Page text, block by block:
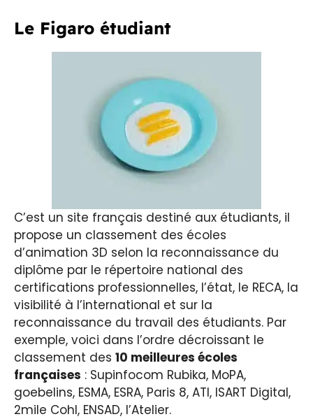
Le Figaro étudiant
C’est un site français destiné aux étudiants, il
propose un classement des écoles
d’animation 3D selon la reconnaissance du
diplôme par le répertoire national des
certifications professionnelles, l’état, le RECA, la
visibilité à l’international et sur la
reconnaissance du travail des étudiants. Par
exemple, voici dans l’ordre décroissant le
classement des 10 meilleures écoles
françaises : Supinfocom Rubika, MoPA,
goebelins, ESMA, ESRA, Paris 8, ATI, ISART Digital,
2mile Cohl, ENSAD, l’Atelier.